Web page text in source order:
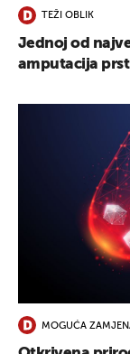
TEŽI OBLIK
Jednoj od
amputacija
MOGUĆA